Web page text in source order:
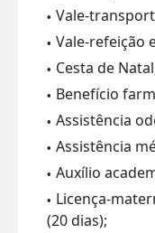
Vale-
Vale-refeição
Cesta de
Benefício
Assistência
Assistência
Auxílio
Licença-
(20 dias);